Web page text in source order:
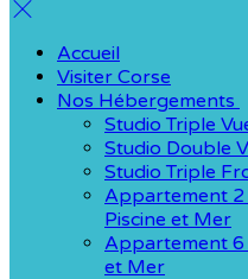
Accueil
Visiter Corse
Nos Hébergements
Studio Triple
Studio Double
Studio Triple
Appartement 2
Piscine et Mer
Appartement 6
et Mer